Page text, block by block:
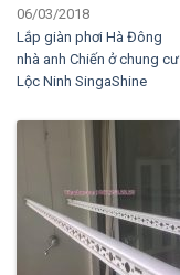
06/03/2018
Lắp giàn phơi Hà Đông
nhà anh Chiến ở chung cư
Lộc Ninh SingaShine